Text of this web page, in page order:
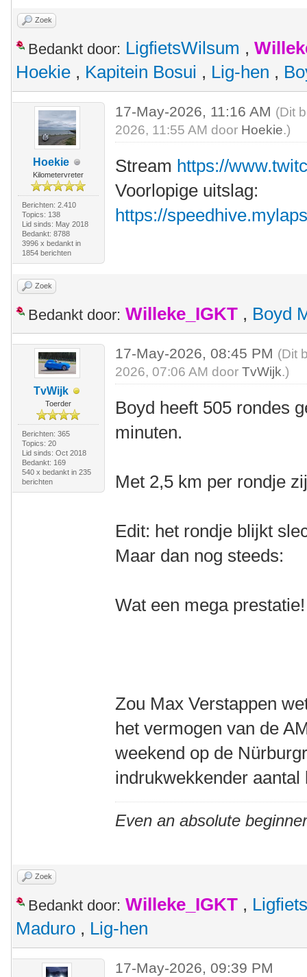
Zoek
Bedankt door: LigfietsWilsum ,
Hoekie , Kapitein Bosui , Lig-hen ,
Hoekie
Kilometervreter
Berichten: 2.410
Topics: 138
Lid sinds: May 2018
Bedankt: 8788
3996 x bedankt in
1854 berichten
17-May-2026, 11:16 AM (Dit
2026, 11:55 AM door Hoekie.)
Stream https://
Voorlopige uitslag:
https://
Zoek
Bedankt door: Willeke_IGKT , Boyd
TvWijk
Toerder
Berichten: 365
Topics: 20
Lid sinds: Oct 2018
Bedankt: 169
540 x bedankt in 235
berichten
17-May-2026, 08:45 PM (Dit
2026, 07:06 AM doorTvWijk.)
Boyd heeft 505 rondes
minuten.
Met 2,5 km per rondje
Edit: het rondje blijkt
Maar dan nog steeds:
Wat een mega prestatie!
Zou Max Verstappen
het vermogen van de
weekend op de
indrukwekkender
Even an absolute
Zoek
Bedankt door: Willeke_IGKT ,
Maduro , Lig-hen
17-May-2026, 09:39 PM